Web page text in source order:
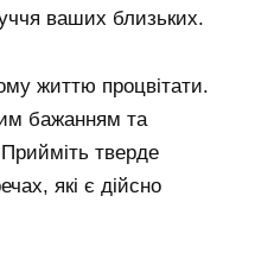
ваших близьких.
життю процвітати.
бажанням та
тверде
які є дійсно